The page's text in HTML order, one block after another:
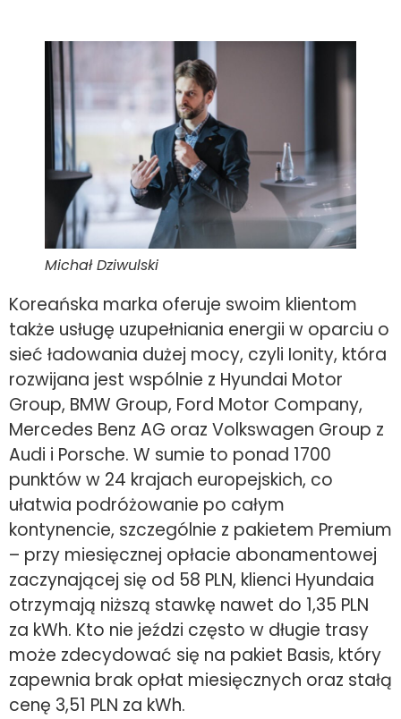
Michał Dziwulski
Koreańska marka oferuje swoim klientom
także usługę uzupełniania energii w oparciu o
sieć ładowania dużej mocy, czyli Ionity, która
rozwijana jest wspólnie z Hyundai Motor
Group, BMW Group, Ford Motor Company,
Mercedes Benz AG oraz Volkswagen Group z
Audi i Porsche. W sumie to ponad 1700
punktów w 24 krajach europejskich, co
ułatwia podróżowanie po całym
kontynencie, szczególnie z pakietem Premium
– przy miesięcznej opłacie abonamentowej
zaczynającej się od 58 PLN, klienci Hyundaia
otrzymają niższą stawkę nawet do 1,35 PLN
za kWh. Kto nie jeździ często w długie trasy
może zdecydować się na pakiet Basis, który
zapewnia brak opłat miesięcznych oraz stałą
cenę 3,51 PLN za kWh.